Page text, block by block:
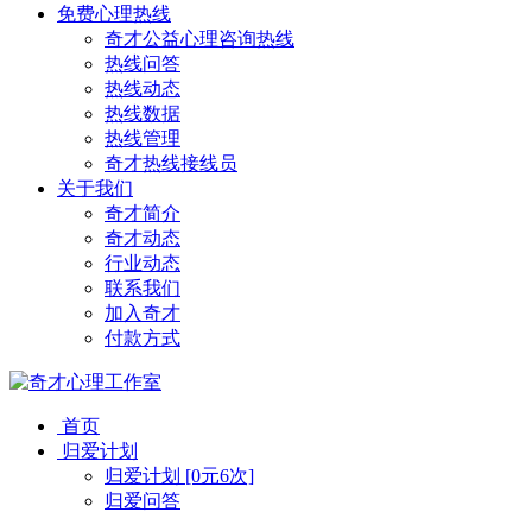
免费心理热线
奇才公益心理咨询热线
热线问答
热线动态
热线数据
热线管理
奇才热线接线员
关于我们
奇才简介
奇才动态
行业动态
联系我们
加入奇才
付款方式
首页
归爱计划
归爱计划 [0元6次]
归爱问答